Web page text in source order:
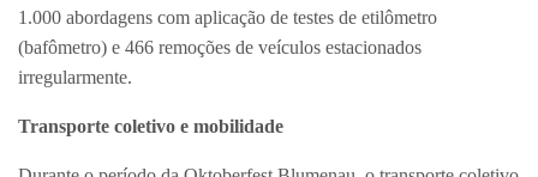
1.000 abordagens com aplicação de testes de etilômetro
(bafômetro) e 466 remoções de veículos estacionados
irregularmente.
Transporte coletivo e mobilidade